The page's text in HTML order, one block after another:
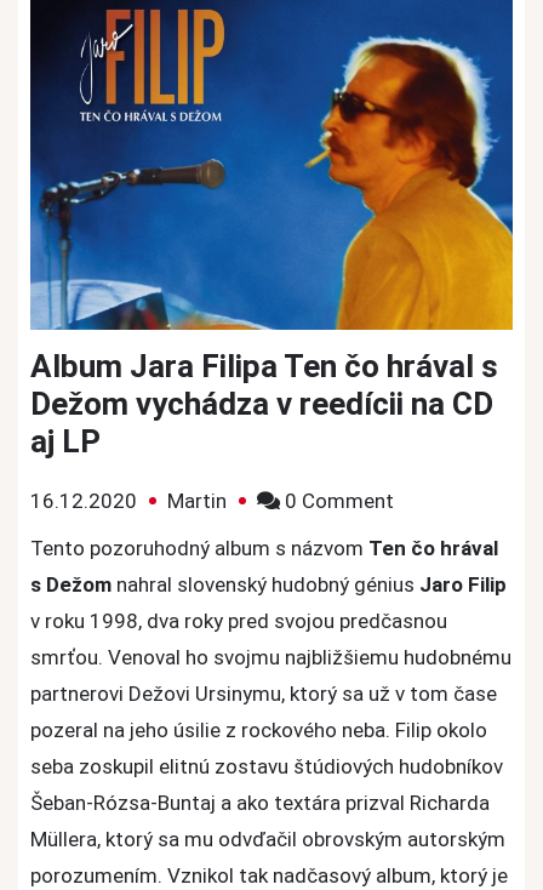
Album Jara Filipa Ten čo hrával s
Dežom vychádza v reedícii na CD
aj LP
16.12.2020 Martin 0 Comment
Filipa
Ten
čo
hrával
s
Dežom
vychádza
Tento pozoruhodný album s názvom Ten čo hrával
s Dežom nahral slovenský hudobný génius Jaro Filip
v roku 1998, dva roky pred svojou predčasnou
smrťou. Venoval ho svojmu najbližšiemu hudobnému
partnerovi Dežovi Ursinymu, ktorý sa už v tom čase
pozeral na jeho úsilie z rockového neba. Filip okolo
seba zoskupil elitnú zostavu štúdiových hudobníkov
Šeban-Rózsa-Buntaj a ako textára prizval Richarda
Müllera, ktorý sa mu odvďačil obrovským autorským
porozumením. Vznikol tak nadčasový album, ktorý je